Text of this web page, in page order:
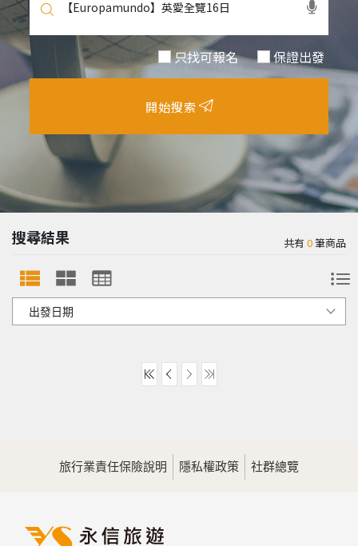
只找可報名 保證出發
開始搜索
搜尋結果 共有0筆商品
旅行業責任保險說明 隱私權政策 社群總覽